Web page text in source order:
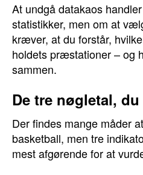
At undgå datakaos
statistikker, men om at
kræver, at du forstår,
holdets præstationer – og
sammen.
De tre nøgletal,
Der findes mange måder
basketball, men tre
mest afgørende for at